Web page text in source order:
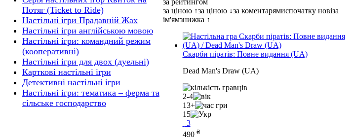
Потяг (Ticket to Ride)
Настільні ігри Прадавній Жах
Настільні ігри англійською мовою
Настільні ігри: командний режим
(кооперативні)
Настільні ігри для двох (дуельні)
Карткові настільні ігри
Детективні настільні ігри
Настільні ігри: тематика – ферма та
сільське господарство
за рейтингом
за ціною ↑за ціною ↓за коментарямиспочатку новіза
ім'ямзнижка ↑
Скарби піратів: Повне видання (UA)
Dead Man's Draw (UA)
2-4
13+
15
3
490 ₴